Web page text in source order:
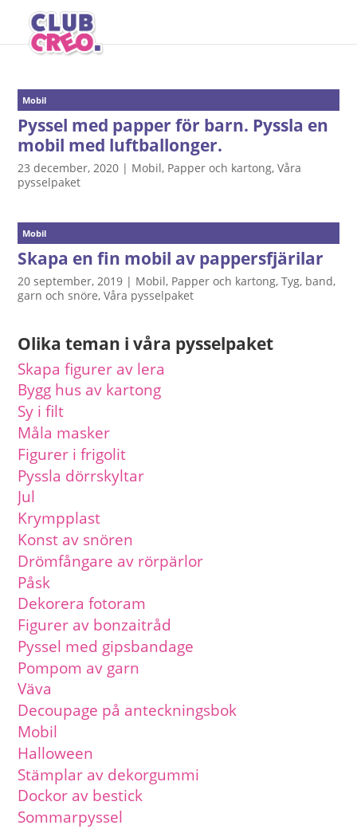
Mobil
Pyssel med papper för barn. Pyssla en
mobil med luftballonger.
23 december, 2020 | Mobil, Papper och kartong,Våra
pysselpaket
Mobil
Skapa en fin mobil av pappersfjärilar
20 september, 2019 | Mobil, Papper och kartong,Tyg, band,
garn och snöre,Våra pysselpaket
Olika teman i våra pysselpaket
Skapa figurer av lera
Bygg hus av kartong
Sy i filt
Måla masker
Figurer i frigolit
Pyssla dörrskyltar
Jul
Krympplast
Konst av snören
Drömfångare av rörpärlor
Påsk
Dekorera fotoram
Figurer av bonzaitråd
Pyssel med gipsbandage
Pompom av garn
Väva
Decoupage på anteckningsbok
Mobil
Halloween
Stämplar av dekorgummi
Dockor av bestick
Sommarpyssel